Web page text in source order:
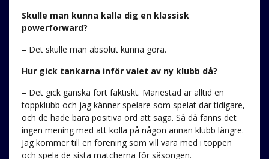
Skulle man kunna kalla dig en klassisk
powerforward?
– Det skulle man absolut kunna göra.
Hur gick tankarna inför valet av ny klubb då?
– Det gick ganska fort faktiskt. Mariestad är alltid en
toppklubb och jag känner spelare som spelat där tidigare,
och de hade bara positiva ord att säga. Så då fanns det
ingen mening med att kolla på någon annan klubb längre.
Jag kommer till en förening som vill vara med i toppen
och spela de sista matcherna för säsongen.